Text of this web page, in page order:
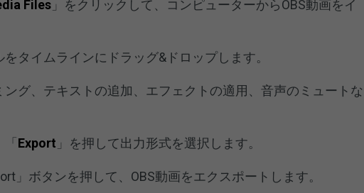
Files 」をクリックして、コンピューターからOBS動画をイ
タイムラインにドラッグ&ドロップします。
ング、テキストの追加、エフェクトの適用、音声のミュートな
Export 」を押して出力形式を選択します。
」ボタンを押して、OBS動画をエクスポートします。